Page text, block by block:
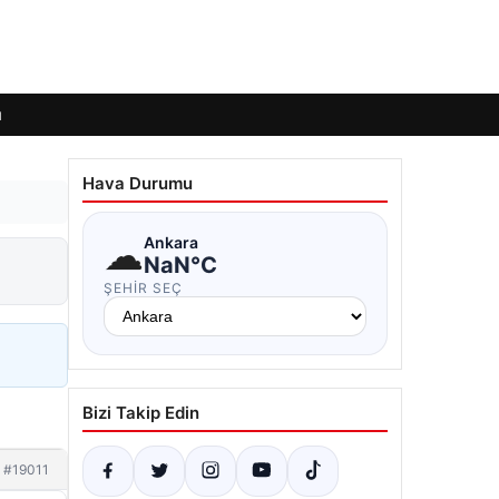
#19011
Hava Durumu
☁Ankara
NaN°C
ŞEHIR SEÇ
Bizi Takip Edin